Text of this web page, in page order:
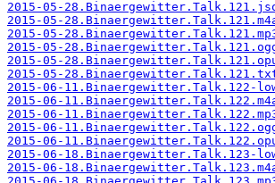
2015-05-
2015-05-
2015-05-
2015-05-
2015-05-
2015-05-
2015-06-11.Binaergewitter.Talk.122-
2015-06-
2015-06-
2015-06-
2015-06-
2015-06-18.Binaergewitter.Talk.123-
2015-06-